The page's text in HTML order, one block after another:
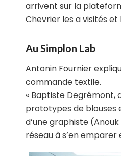
arrivent sur la
Chevrier les a visités
Au Simplon Lab
Antonin Fournier
commande textile.
« Baptiste Degrémont,
prototypes de blouses
d’une graphiste
réseau à s’en